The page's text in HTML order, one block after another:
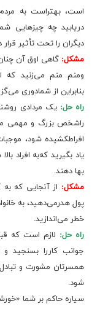
است‌، بهتراست‌ به‌
دریابید چه‌ چیزهایی‌
دیگران‌ را تحت‌ تأثیر قرار
مشکل‌: گاهی‌ اوق‌ آن‌
ومنم‌ منم‌ می‌زنید که‌
بنابراین‌ از شمادوری‌
راه‌ حل‌: یک‌ مردادی‌
راشخص‌ بزرگ‌ و مهمی‌
افراطکشیده‌ شود،
یاد بگیرید که‌به‌ افراد
بها دهند.
مشکل‌: از آنجایی‌ که‌
پول‌ هدرمی‌دهید، به‌
خطر می‌اندازید.
راه‌ حل‌: لازم‌ است‌ که‌
جوانب‌ کاررا بسنجید
همسرتان‌ مشورت‌ و
شود.
سیاره‌ حاکم‌ بر شما